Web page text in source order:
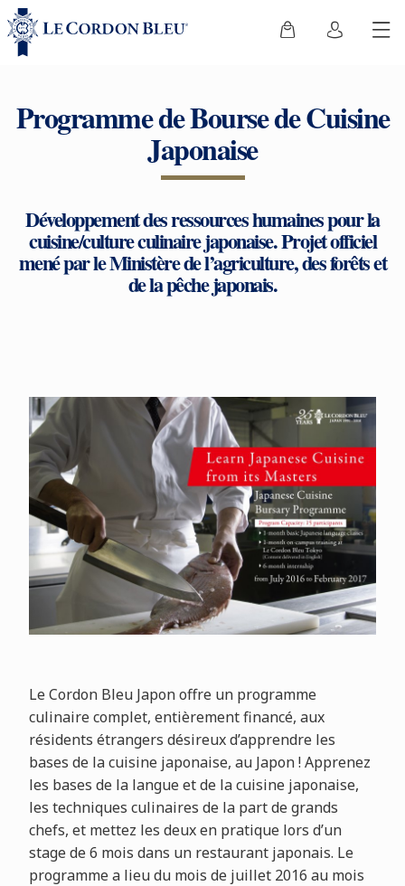
Programme de Bourse de Cuisine
Japonaise
Développement des ressources humaines pour la
cuisine/culture culinaire japonaise. Projet officiel
mené par le Ministère de l’agriculture, des forêts et
de la pêche japonais.
Le Cordon Bleu Japon offre un programme
culinaire complet, entièrement financé, aux
résidents étrangers désireux d’apprendre les
bases de la cuisine japonaise, au Japon ! Apprenez
les bases de la langue et de la cuisine japonaise,
les techniques culinaires de la part de grands
chefs, et mettez les deux en pratique lors d’un
stage de 6 mois dans un restaurant japonais. Le
programme a lieu du mois de juillet 2016 au mois